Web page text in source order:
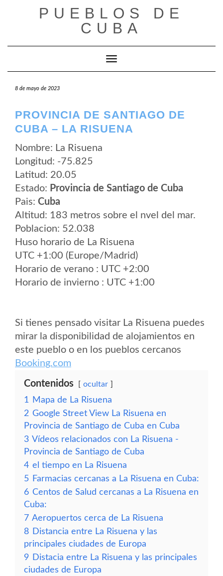
PUEBLOS DE
CUBA
Cambiar modo de navegación
8 de mayo de 2023
PROVINCIA DE SANTIAGO DE
CUBA – LA RISUENA
Nombre: La Risuena
Longitud: -75.825
Latitud: 20.05
Estado: Provincia de Santiago de Cuba
Pais: Cuba
Altitud: 183 metros sobre el nvel del mar.
Poblacion: 52.038
Huso horario de La Risuena
UTC +1:00 (Europe/Madrid)
Horario de verano : UTC +2:00
Horario de invierno : UTC +1:00
Si tienes pensado visitar La Risuena puedes
mirar la disponibilidad de alojamientos en
este pueblo o en los pueblos cercanos
Booking.com
Contenidos ocultar
1
Mapa de La Risuena
2 Google Street View La Risuena en
Provincia de Santiago de Cuba en Cuba
3 Vídeos relacionados con La Risuena -
Provincia de Santiago de Cuba
4 el tiempo en La Risuena
5 Farmacias cercanas a La Risuena en Cuba:
6 Centos de Salud cercanas a La Risuena en
Cuba:
7 Aeropuertos cerca de La Risuena
8 Distancia entre La Risuena y las
principales ciudades de Europa
9 Distacia entre La Risuena y las principales
ciudades de Europa